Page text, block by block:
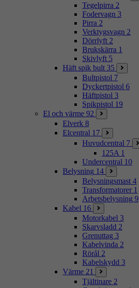
Tegelpirra 2
Fodervagn 3
Pirra 2
Verktygsvagn 2
Dörrlyft 2
Brukskärra 1
Skivlyft 5
Häft spik bult 35
Bultpistol 7
Dyckertpistol 6
Häftpistol 3
Spikpistol 19
El och värme 92
Elverk 8
Elcentral 17
Huvudcentral 7
125A 1
Undercentral 10
Belysning 14
Belysningsmast 4
Transformatorer 1
Arbetsbelysning 9
Kabel 16
Motorkabel 3
Skarvsladd 2
Grenuttag 3
Kabelvinda 2
Rörål 2
Kabelskydd 3
Värme 21
Tjältinare 2